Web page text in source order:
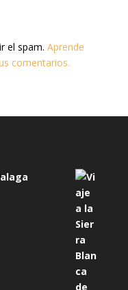
el spam. Aprende
comentarios.